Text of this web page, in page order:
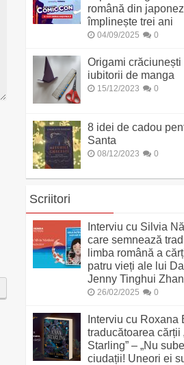
română din
împlinește trei ani
04/09/2025 0
Origami crăciunești
iubitorii de manga
15/12/2023 0
8 idei de cadou
Santa
08/12/2023 0
Scriitori
Interviu cu Silvia
care semnează
limba română a
patru vieți ale lui
Jenny Tinghui
26/02/2025 0
Interviu cu Roxana
traducătoarea cărții
Starling” – „Nu
ciudații! Uneori ei